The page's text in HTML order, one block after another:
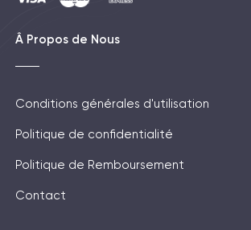
Â Propos de Nous
Conditions générales d'utilisation
Politique de confidentialité
Politique de Remboursement
Contact